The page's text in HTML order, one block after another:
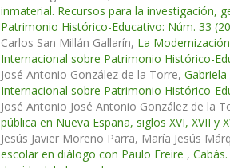
inmaterial. Recursos para la investigación,
Patrimonio Histórico-Educativo: Núm. 33
Carlos San Millán Gallarín, La
Internacional sobre Patrimonio Histórico-
José Antonio González de la Torre,
Internacional sobre Patrimonio Histórico-
José Antonio José Antonio González de la
pública en Nueva España, siglos XVI, XVII y
Jesús Javier Moreno Parra, María Jesús
escolar en diálogo con Paulo Freire ,